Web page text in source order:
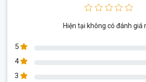
Hiện tại không có đánh giá
5
4
3